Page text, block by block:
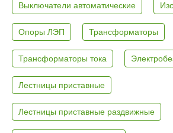
Выключатели автоматические
Опоры ЛЭП Трансформаторы
Трансформаторы тока
Лестницы приставные
Лестницы приставные раздвижные